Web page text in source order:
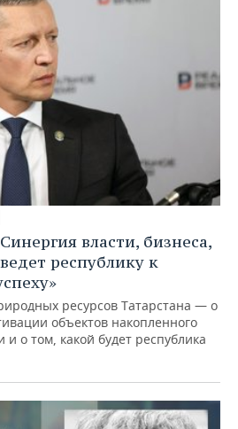
власти, бизнеса,
республику к
ресурсов Татарстана — о
объектов накопленного
о том, какой будет республика